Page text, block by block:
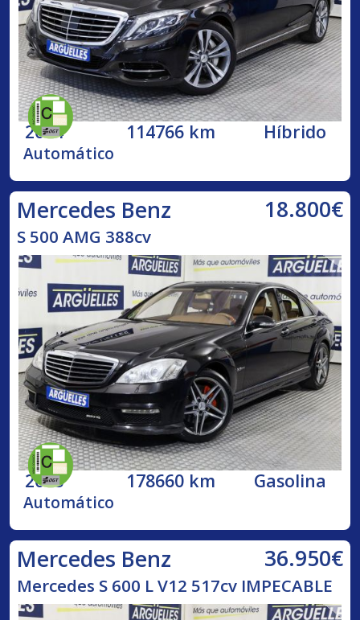
2014 114766 km Híbrido
Automático
Mercedes Benz 18.800€
S 500 AMG 388cv
2008 178660 km Gasolina
Automático
Mercedes Benz 36.950€
Mercedes S 600 L V12 517cv IMPECABLE